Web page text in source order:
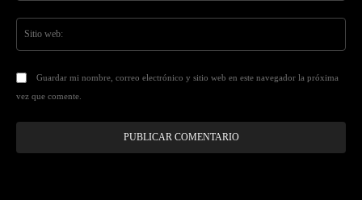
Guardar mi nombre, correo electrónico y sitio web en este navegador la próxima
vez que comente.